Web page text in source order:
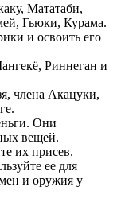
Мататаби,
Гьюки, Курама.
и освоить его
Риннеган и
члена Акацуки,
Они
вещей.
их присев.
ее для
и оружия у